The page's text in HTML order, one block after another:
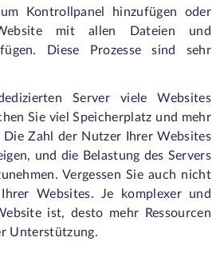
Kontrollpanel hinzufügen oder
mit allen Dateien und
Diese Prozesse sind sehr
Server viele Websites
Sie viel Speicherplatz und mehr
Die Zahl der Nutzer Ihrer Websites
und die Belastung des Servers
Vergessen Sie auch nicht
Websites. Je komplexer und
ist, desto mehr Ressourcen
Unterstützung.